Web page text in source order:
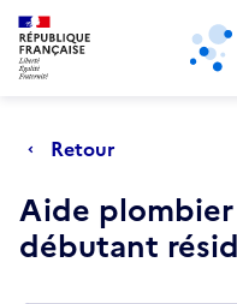
Aller au menu principal
Retour
Aide
débutant
Retour au début de la page
Panneau de gestion des